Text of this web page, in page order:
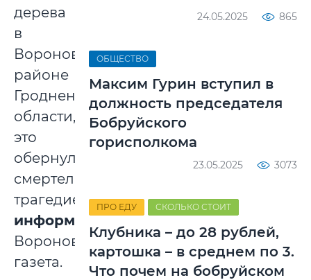
дерева
в
Вороновском
районе
Гродненской
области,
это
обернулось
смертельной
трагедией,
информирует
Вороновская
газета.
24.05.2025 865
ОБЩЕСТВО
Максим Гурин вступил в
должность председателя
Бобруйского
горисполкома
23.05.2025 3073
ПРО ЕДУ СКОЛЬКО СТОИТ
Клубника – до 28 рублей,
картошка – в среднем по 3.
Что почем на бобруйском